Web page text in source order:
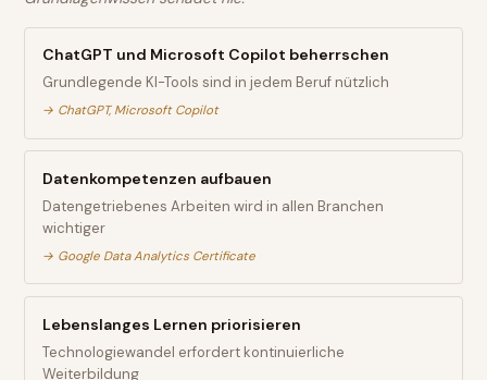
ChatGPT und Microsoft Copilot beherrschen
Grundlegende KI-Tools sind in jedem Beruf nützlich
→ ChatGPT, Microsoft Copilot
Datenkompetenzen aufbauen
Datengetriebenes Arbeiten wird in allen Branchen
wichtiger
→ Google Data Analytics Certificate
Lebenslanges Lernen priorisieren
Technologiewandel erfordert kontinuierliche
Weiterbildung